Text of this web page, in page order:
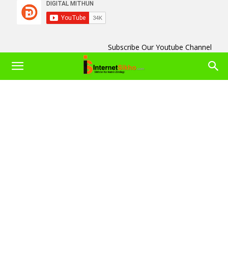
Subscribe Our Youtube Channel